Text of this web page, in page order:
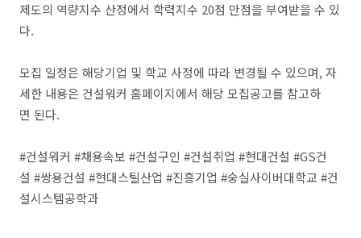
제도의 역량지수 산정에서 학력지수 20점 만점을 부여받을 수 있
다.
모집 일정은 해당기업 및 학교 사정에 따라 변경될 수 있으며, 자
세한 내용은 건설워커 홈페이지에서 해당 모집공고를 참고하
면 된다.
#건설워커 #채용속보 #건설구인 #건설취업 #현대건설 #GS건
설 #쌍용건설 #현대스틸산업 #진흥기업 #숭실사이버대학교 #건
설시스템공학과